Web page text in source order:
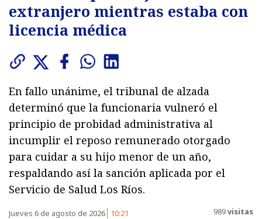
extranjero mientras estaba con
licencia médica
En fallo unánime, el tribunal de alzada
determinó que la funcionaria vulneró el
principio de probidad administrativa al
incumplir el reposo remunerado otorgado
para cuidar a su hijo menor de un año,
respaldando así la sanción aplicada por el
Servicio de Salud Los Ríos.
Jueves 6 de agosto de 2026 10:21 989visitas